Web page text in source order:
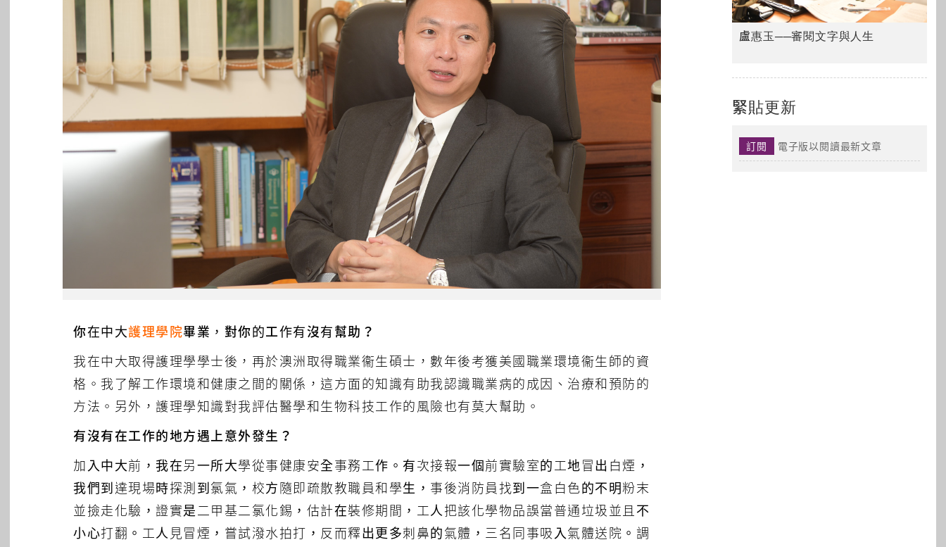
你在中大護理學院畢業，對你的工作有沒有幫助？
我在中大取得護理學學士後，再於澳洲取得職業衞生碩士，數年後考獲美國職業環境衞生師的資
格。我了解工作環境和健康之間的關係，這方面的知識有助我認識職業病的成因、治療和預防的
方法。另外，護理學知識對我評估醫學和生物科技工作的風險也有莫大幫助。
有沒有在工作的地方遇上意外發生？
加入中大前，我在另一所大學從事健康安全事務工作。有次接報一個前實驗室的工地冒出白煙，
我們到達現場時探測到氯氣，校方隨即疏散教職員和學生，事後消防員找到一盒白色的不明粉末
並撿走化驗，證實是二甲基二氯化錫，估計在裝修期間，工人把該化學物品誤當普通垃圾並且不
小心打翻。工人見冒煙，嘗試潑水拍打，反而釋出更多刺鼻的氣體，三名同事吸入氣體送院。調
盧惠玉──審閱文字與人生
緊貼更新
訂閱 電子版以閱讀最新文章